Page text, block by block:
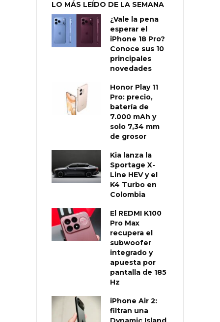
LO MÁS LEÍDO DE LA SEMANA
¿Vale la pena
esperar el
iPhone 18 Pro?
Conoce sus 10
principales
novedades
Honor Play 11
Pro: precio,
batería de
7.000 mAh y
solo 7,34 mm
de grosor
Kia lanza la
Sportage X-
Line HEV y el
K4 Turbo en
Colombia
El REDMI K100
Pro Max
recupera el
subwoofer
integrado y
apuesta por
pantalla de 185
Hz
iPhone Air 2:
filtran una